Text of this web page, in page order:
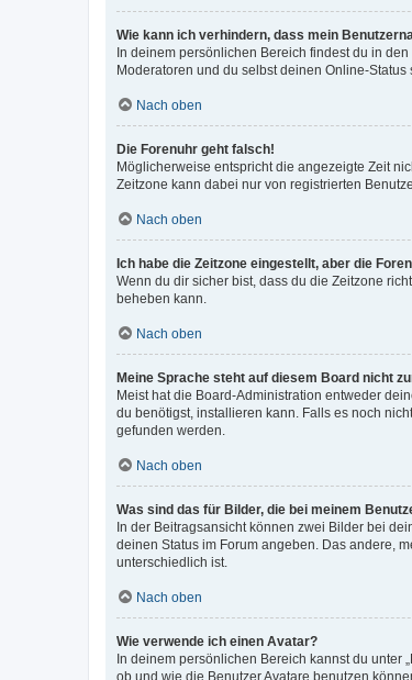
Wie kann ich verhindern, dass mein
In deinem persönlichen Bereich findest du in
Moderatoren und du selbst deinen Online-
Nach oben
Die Forenuhr geht falsch!
Möglicherweise entspricht die angezeigte Zeit
Zeitzone kann dabei nur von registrierten
Nach oben
Ich habe die Zeitzone eingestellt, aber die
Wenn du dir sicher bist, dass du die Zeitzone
beheben kann.
Nach oben
Meine Sprache steht auf diesem Board nicht
Meist hat die Board-Administration entweder
du benötigst, installieren kann. Falls es noch
gefunden werden.
Nach oben
Was sind das für Bilder, die bei meinem
In der Beitragsansicht können zwei Bilder bei
deinen Status im Forum angeben. Das andere,
unterschiedlich ist.
Nach oben
Wie verwende ich einen Avatar?
In deinem persönlichen Bereich kannst du unter
ob und wie die Benutzer Avatare benutzen